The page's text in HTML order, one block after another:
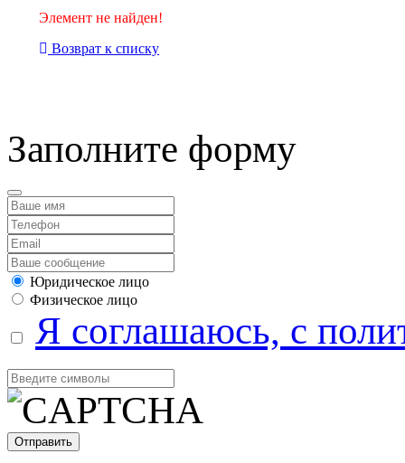
Элемент не найден!
Возврат к списку
Заполните форму
Юридическое лицо
Физическое лицо
Я соглашаюсь, с